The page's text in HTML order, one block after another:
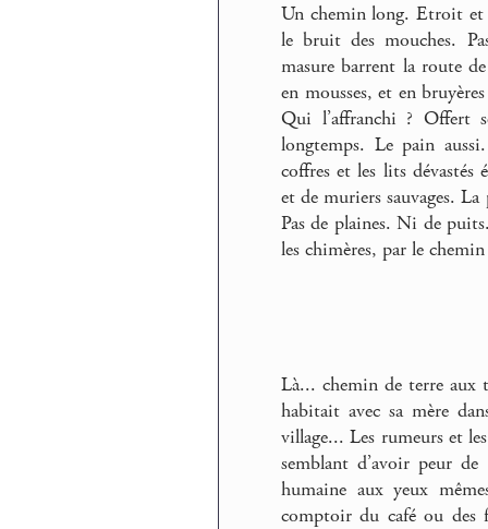
Un chemin long. Etroit et
le bruit des mouches.
masure barrent la route
en mousses, et en
Qui l’affranchi ? Offert
longtemps. Le pain
coffres et les lits dévastés
et de muriers sauvages.
Pas de plaines. Ni de
les chimères, par le
Là... chemin de terre aux
habitait avec sa mère
village... Les rumeurs et
semblant d’avoir peur
humaine aux yeux
comptoir du café ou des